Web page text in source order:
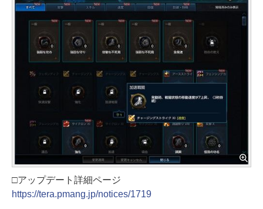
□アップデート詳細ページ
https://tera.pmang.jp/notices/1719